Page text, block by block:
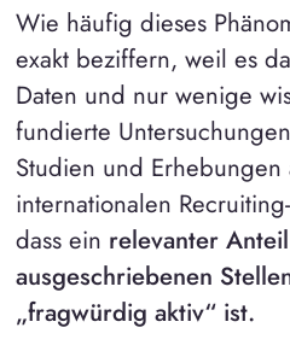
Wie häufig dieses
exakt beziffern, weil es
Daten und nur wenige
fundierte
Studien und Erhebungen
internationalen
dass ein relevanter
ausgeschriebenen
„fragwürdig aktiv“ ist.